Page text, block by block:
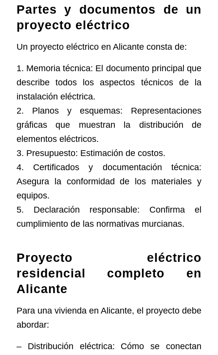
Partes y documentos de un
proyecto eléctrico
Un proyecto eléctrico en Alicante consta de:
1. Memoria técnica: El documento principal que
describe todos los aspectos técnicos de la
instalación eléctrica.
2. Planos y esquemas: Representaciones
gráficas que muestran la distribución de
elementos eléctricos.
3. Presupuesto: Estimación de costos.
4. Certificados y documentación técnica:
Asegura la conformidad de los materiales y
equipos.
5. Declaración responsable: Confirma el
cumplimiento de las normativas murcianas.
Proyecto eléctrico
residencial completo en
Alicante
Para una vivienda en Alicante, el proyecto debe
abordar:
– Distribución eléctrica: Cómo se conectan